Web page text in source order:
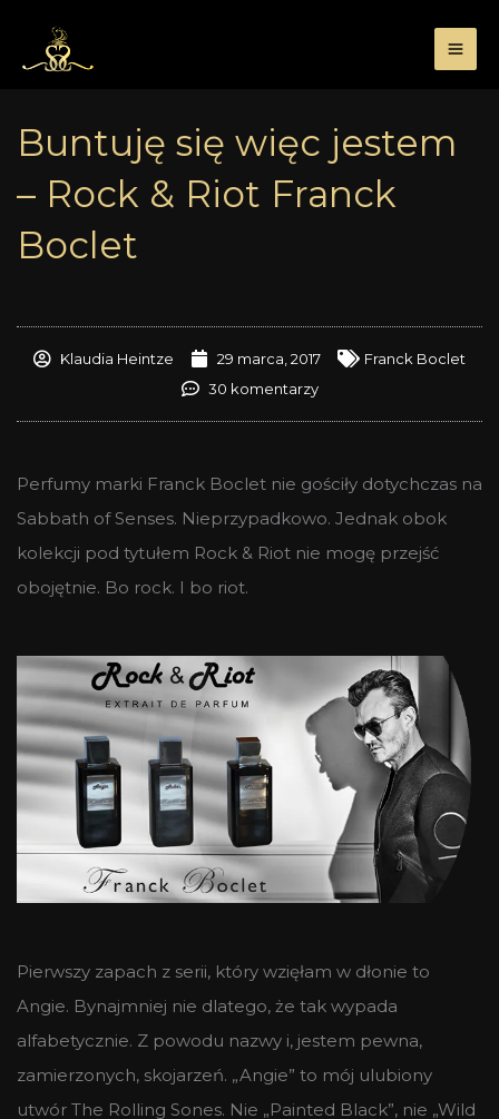
treści
Buntuję się więc jestem
– Rock & Riot Franck
Boclet
Klaudia Heintze 29 marca, 2017
Franck Boclet
30 komentarzy
Perfumy marki Franck Boclet nie gościły dotychczas na
Sabbath of Senses. Nieprzypadkowo. Jednak obok
kolekcji pod tytułem Rock & Riot nie mogę przejść
obojętnie. Bo rock. I bo riot.
Pierwszy zapach z serii, który wzięłam w dłonie to
Angie. Bynajmniej nie dlatego, że tak wypada
alfabetycznie. Z powodu nazwy i, jestem pewna,
zamierzonych, skojarzeń. „Angie” to mój ulubiony
utwór The Rolling Sones. Nie „Painted Black”, nie „Wild